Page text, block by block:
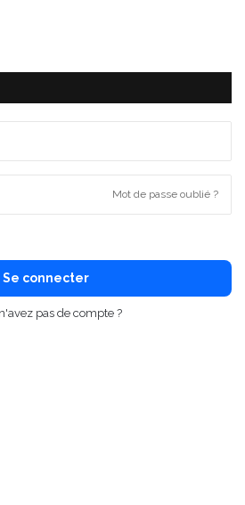
Mot de passe oublié ?
Se connecter
pas de compte ?